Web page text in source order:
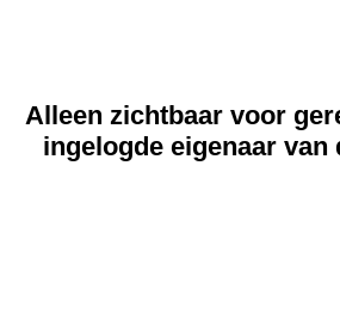
Alleen zichtbaar voor
ingelogde eigenaar van